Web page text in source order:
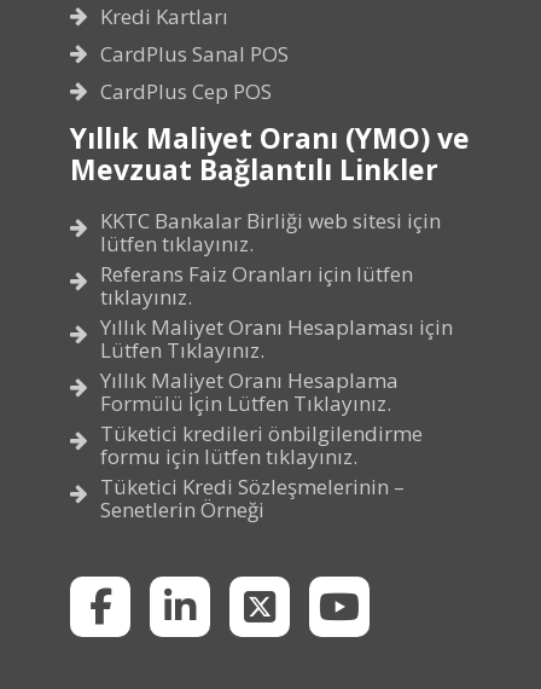
Kredi Kartları
CardPlus Sanal POS
CardPlus Cep POS
Yıllık Maliyet Oranı (YMO) ve
Mevzuat Bağlantılı Linkler
KKTC Bankalar Birliği web sitesi için
lütfen tıklayınız.
Referans Faiz Oranları için lütfen
tıklayınız.
Yıllık Maliyet Oranı Hesaplaması için
Lütfen Tıklayınız.
Yıllık Maliyet Oranı Hesaplama
Formülü İçin Lütfen Tıklayınız.
Tüketici kredileri önbilgilendirme
formu için lütfen tıklayınız.
Tüketici Kredi Sözleşmelerinin –
Senetlerin Örneği